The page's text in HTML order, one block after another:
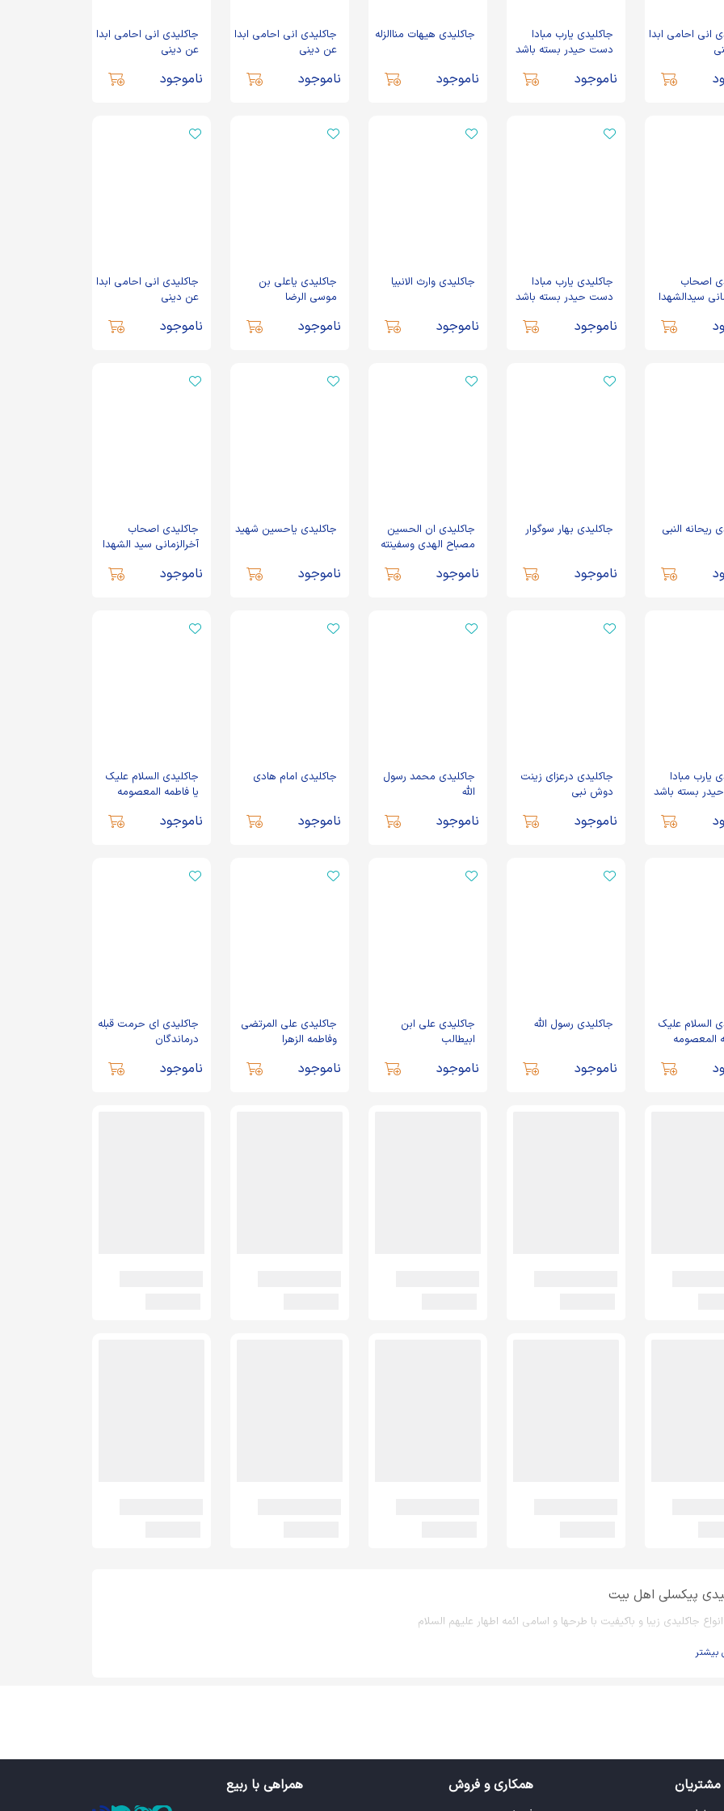
انی احامی ابدا
جاکلیدی یارب مبادا
دست حیدر بسته باشد
ناموجود
جاکلیدی هیهات مناالزله
ناموجود
جاکلیدی انی احامی ابدا
عن دینی
ناموجود
جاکلیدی انی احامی ابدا
عن دینی
ناموجود
اصحاب
سیدالشهدا
جاکلیدی یارب مبادا
دست حیدر بسته باشد
ناموجود
جاکلیدی وارث الانبیا
ناموجود
جاکلیدی یاعلی بن
موسی الرضا
ناموجود
جاکلیدی انی احامی ابدا
عن دینی
ناموجود
ریحانه النبی جاکلیدی بهار سوگوار
ناموجود
جاکلیدی ان الحسین
مصباح الهدی وسفینته
ناموجود
جاکلیدی یاحسین شهید
ناموجود
جاکلیدی اصحاب
آخرالزمانی سید الشهدا
ناموجود
یارب مبادا
بسته باشد
جاکلیدی درعزای زینت
دوش نبی
ناموجود
جاکلیدی محمد رسول
الله
ناموجود
جاکلیدی امام هادی
ناموجود
جاکلیدی السلام علیک
یا فاطمه المعصومه
ناموجود
السلام علیک
المعصومه
جاکلیدی رسول الله
ناموجود
جاکلیدی علی ابن
ابیطالب
ناموجود
جاکلیدی علی المرتضی
وفاطمه الزهرا
ناموجود
جاکلیدی ای حرمت قبله
درماندگان
ناموجود
پیکسلی اهل بیت
جاکلیدی زیبا و باکیفیت با طرحها و اسامی ائمه اطهار علیهم السلام
بیشتر
همکاری و فروش همراهی با ربیع